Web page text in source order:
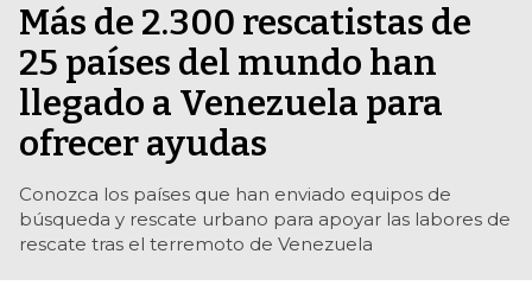
Más de 2.300 rescatistas de
25 países del mundo han
llegado a Venezuela para
ofrecer ayudas
Conozca los países que han enviado equipos de
búsqueda y rescate urbano para apoyar las labores de
rescate tras el terremoto de Venezuela